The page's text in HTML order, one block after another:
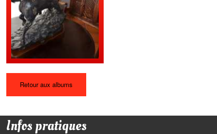
Retour aux albums
Infos pratiques